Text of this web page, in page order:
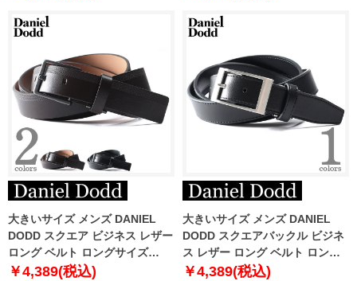
大きいサイズ メンズ DANIEL
DODD スクエア ビジネス レザー
ロング ベルト ロングサイズ
azbl-229009
￥4,389(税込)
大きいサイズ メンズ DANIEL
DODD スクエアバックル ビジネ
ス レザー ロング ベルト ロング
サイズ azbl-229003
￥4,389(税込)